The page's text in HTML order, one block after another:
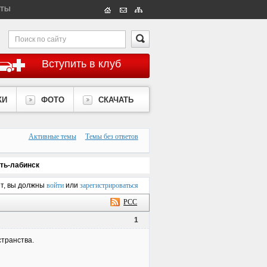
Вступить в клуб
ФОТО СКАЧАТЬ
Активные темы Темы без ответов
лабинск
вы должны войтиили зарегистрироваться
РСС
1